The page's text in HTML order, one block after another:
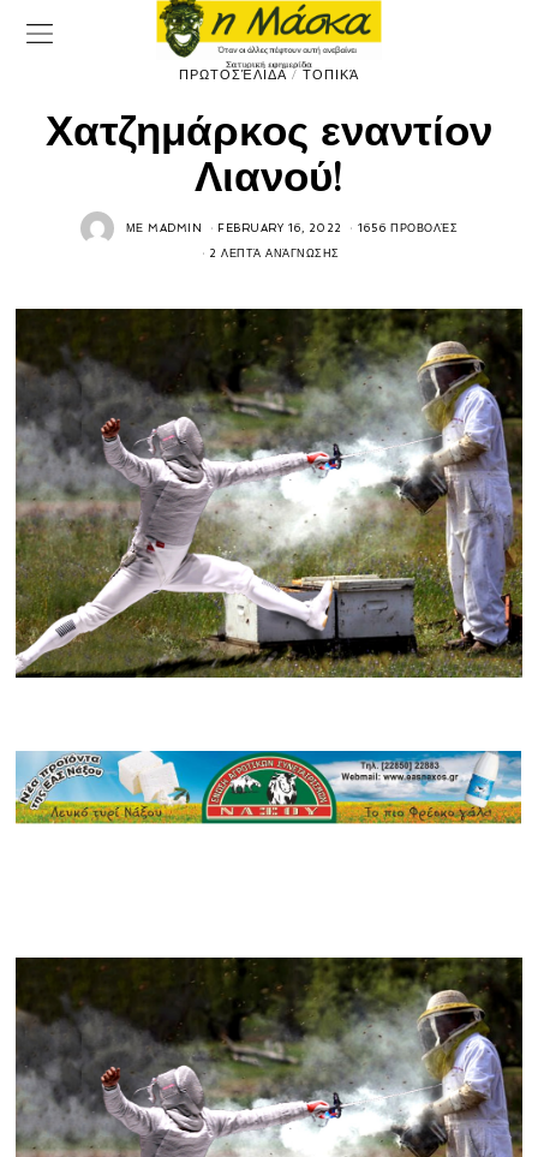
ΠΡΩΤΟΣΈΛΙΔΑ / ΤΟΠΙΚΆ
Χατζημάρκος εναντίον
Λιανού!
ΜΕMADMIN FEBRUARY 16, 2022 1656 ΠΡΟΒΟΛΈΣ
2 ΛΕΠΤΆ ΑΝΆΓΝΩΣΗΣ